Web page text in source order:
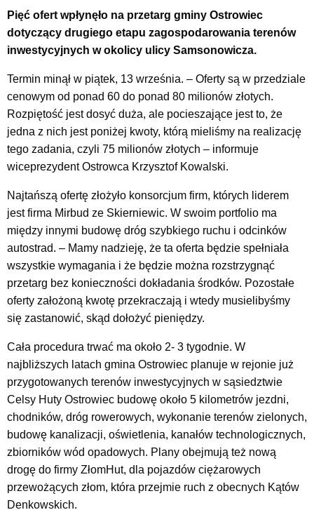
Pięć ofert wpłynęło na przetarg gminy Ostrowiec
dotyczący drugiego etapu zagospodarowania terenów
inwestycyjnych w okolicy ulicy Samsonowicza.
Termin minął w piątek, 13 września. – Oferty są w przedziale
cenowym od ponad 60 do ponad 80 milionów złotych.
Rozpiętość jest dosyć duża, ale pocieszające jest to, że
jedna z nich jest poniżej kwoty, którą mieliśmy na realizację
tego zadania, czyli 75 milionów złotych – informuje
wiceprezydent Ostrowca Krzysztof Kowalski.
Najtańszą ofertę złożyło konsorcjum firm, których liderem
jest firma Mirbud ze Skierniewic. W swoim portfolio ma
między innymi budowę dróg szybkiego ruchu i odcinków
autostrad. – Mamy nadzieję, że ta oferta będzie spełniała
wszystkie wymagania i że będzie można rozstrzygnąć
przetarg bez konieczności dokładania środków. Pozostałe
oferty założoną kwotę przekraczają i wtedy musielibyśmy
się zastanowić, skąd dołożyć pieniędzy.
Cała procedura trwać ma około 2- 3 tygodnie. W
najbliższych latach gmina Ostrowiec planuje w rejonie już
przygotowanych terenów inwestycyjnych w sąsiedztwie
Celsy Huty Ostrowiec budowę około 5 kilometrów jezdni,
chodników, dróg rowerowych, wykonanie terenów zielonych,
budowę kanalizacji, oświetlenia, kanałów technologicznych,
zbiorników wód opadowych. Plany obejmują też nową
drogę do firmy ZłomHut, dla pojazdów ciężarowych
przewożących złom, która przejmie ruch z obecnych Kątów
Denkowskich.